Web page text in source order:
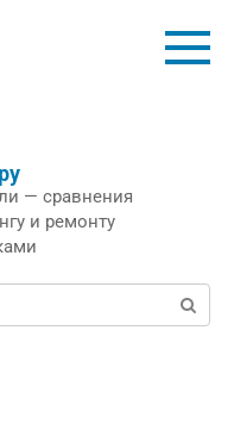
— сравнения
и ремонту